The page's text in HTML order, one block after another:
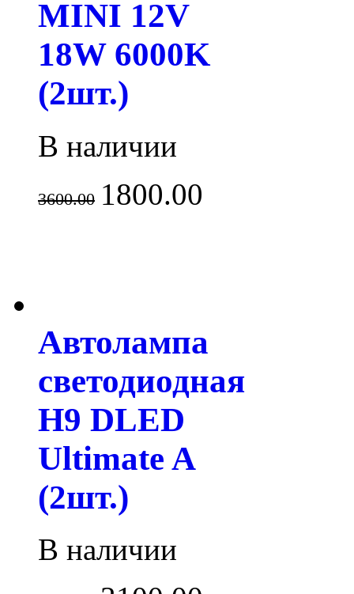
MINI 12V
18W 6000K
(2шт.)
В наличии
3600.00 1800.00
Автолампа
светодиодная
H9 DLED
Ultimate A
(2шт.)
В наличии